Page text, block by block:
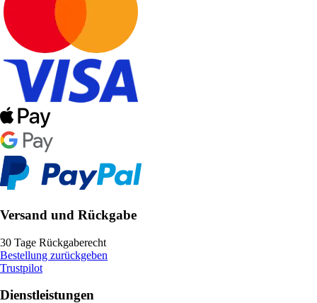
Versand und Rückgabe
30 Tage Rückgaberecht
Bestellung zurückgeben
Trustpilot
Dienstleistungen